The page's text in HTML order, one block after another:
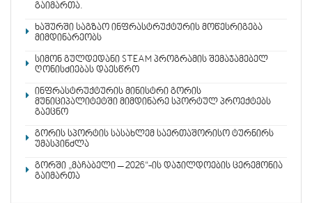
გაიმართა.
ხაშურში საგზაო ინფრასტრუქტურის მოწესრიგება
მიმდინარეობს
სიმონ გულდედანი STEAM პროგრამის შემაჯამებელ
ღონისძიებას დაესწრო
ინფრასტრუქტურის მინისტრი გორის
მუნიციპალიტეტში მიმდინარე სპორტულ პროექტებს
გაეცნო
გორის სპორტის სასახლემ საერთაშორისო ტურნირს
უმასპინძლა
გორში „მაჩაბელი – 2026“-ის დაჯილდოების ცერემონია
გაიმართა